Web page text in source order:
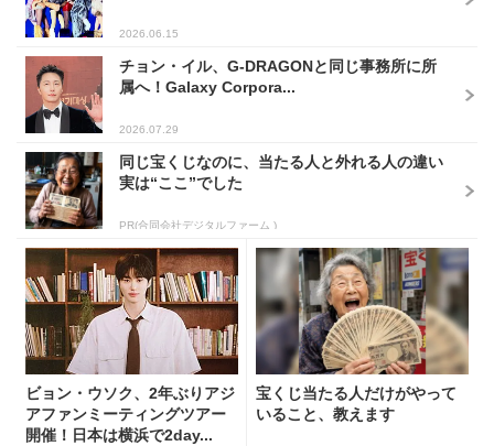
2026.06.15
チョン・イル、G-DRAGONと同じ事務所に所
属へ！Galaxy Corpora...
2026.07.29
同じ宝くじなのに、当たる人と外れる人の違い
実は“ここ”でした
PR(合同会社デジタルファーム )
ビョン・ウソク、2年ぶりアジ
アファンミーティングツアー
開催！日本は横浜で2day...
宝くじ当たる人だけがやって
いること、教えます